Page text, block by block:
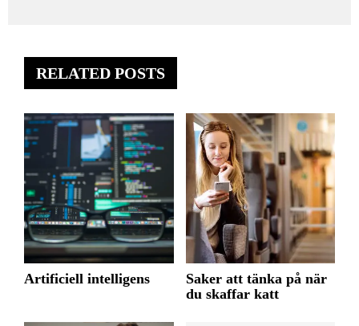
RELATED POSTS
Artificiell intelligens
Saker att tänka på när
du skaffar katt